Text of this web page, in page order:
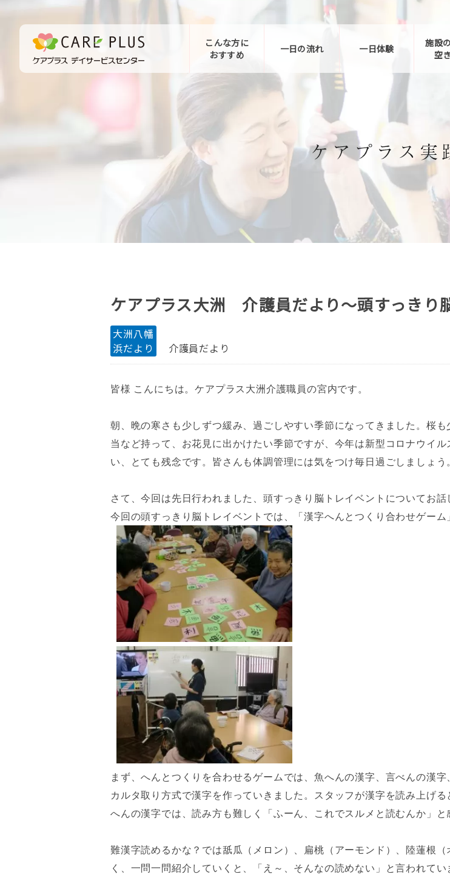
こんな方に
おすすめ
一日の流れ 一日体験
施設
空
お問い合わせ
ケアプラス大洲 介護員だより～頭すっきり
大洲八幡
浜だより
介護員だより
皆様 こんにちは。ケアプラス大洲介護職員の宮内です。
朝、晩の寒さも少しずつ緩み、過ごしやすい季節になってきました。桜
当など持って、お花見に出かけたい季節ですが、今年は新型コロナウイ
い、とても残念です。皆さんも体調管理には気をつけ毎日過ごしましょう
さて、今回は先日行われました、頭すっきり脳トレイベントについてお話
今回の頭すっきり脳トレイベントでは、「漢字へんとつくり合わせゲー
まず、へんとつくりを合わせるゲームでは、魚へんの漢字、言べんの漢
カルタ取り方式で漢字を作っていきました。スタッフが漢字を読み上げ
へんの漢字では、読み方も難しく「ふーん、これでスルメと読むんか」と
難漢字読めるかな？では舐瓜（メロン）、扁桃（アーモンド）、陸蓮根
く、一問一問紹介していくと、「え～、そんなの読めない」と言われて